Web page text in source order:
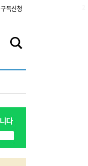
구독신청